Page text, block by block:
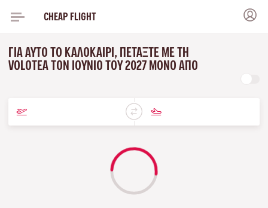
CHEAP FLIGHT
ΓΙΑ ΑΥΤΌ ΤΟ ΚΑΛΟΚΑΊΡΙ, ΠΕΤΆΞΤΕ ΜΕ ΤΗ
VOLOTEA ΤΟΝ ΙΟΎΝΙΟ ΤΟΥ 2027 ΜΌΝΟ ΑΠΌ